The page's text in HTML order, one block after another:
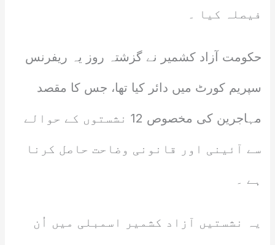
فیصلہ کیا ۔
حکومت آزاد کشمیر نے گزشتہ روز یہ ریفرنس
سپریم کورٹ میں دائر کیا تھا، جس کا مقصد
مہاجرین کی مخصوص 12 نشستوں کے حوالے
سے آئینی اور قانونی وضاحت حاصل کرنا
ہے ۔
یہ نشستیں آزاد کشمیر اسمبلی میں اُن